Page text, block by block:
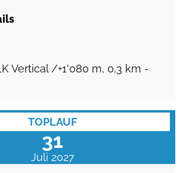
Vertical /+1'080 m, 0,3 km -
TOPLAUF
31
Juli 2027